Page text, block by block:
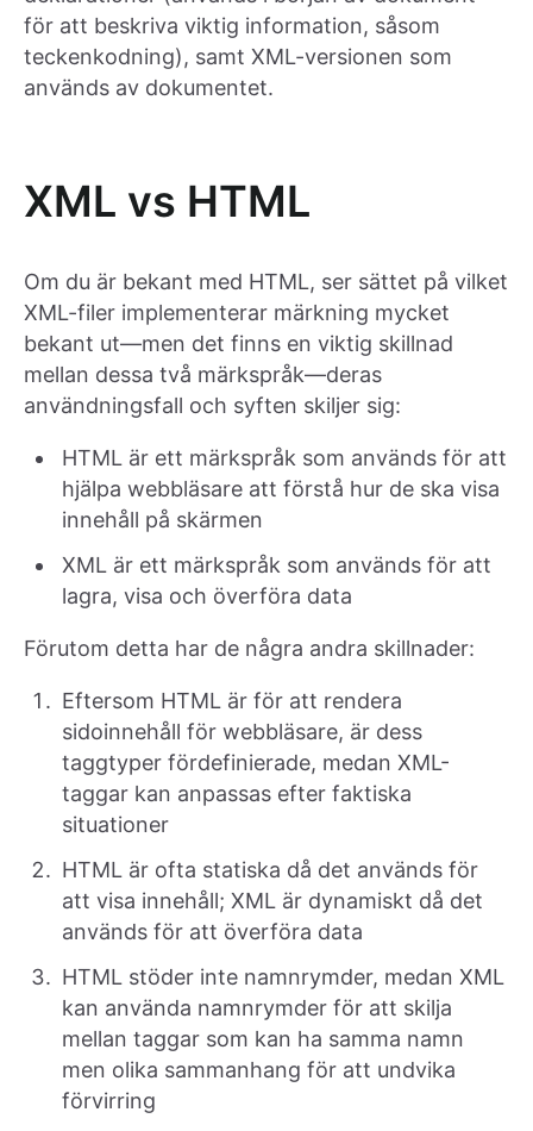
för att beskriva viktig information, såsom
teckenkodning), samt XML-versionen som
används av dokumentet.
XML vs HTML
Om du är bekant med HTML, ser sättet på vilket
XML-filer implementerar märkning mycket
bekant ut—men det finns en viktig skillnad
mellan dessa två märkspråk—deras
användningsfall och syften skiljer sig:
HTML är ett märkspråk som används för att
hjälpa webbläsare att förstå hur de ska visa
innehåll på skärmen
XML är ett märkspråk som används för att
lagra, visa och överföra data
Förutom detta har de några andra skillnader:
Eftersom HTML är för att rendera
sidoinnehåll för webbläsare, är dess
taggtyper fördefinierade, medan XML-
taggar kan anpassas efter faktiska
situationer
HTML är ofta statiska då det används för
att visa innehåll; XML är dynamiskt då det
används för att överföra data
HTML stöder inte namnrymder, medan XML
kan använda namnrymder för att skilja
mellan taggar som kan ha samma namn
men olika sammanhang för att undvika
förvirring